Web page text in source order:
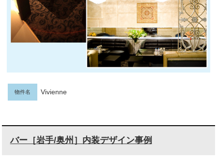
物件名 Vivienne
バー［岩手/奥州］内装デザイン事例